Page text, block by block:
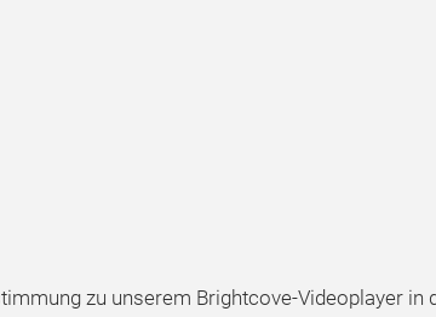
zu unserem Brightcove-Videoplayer in